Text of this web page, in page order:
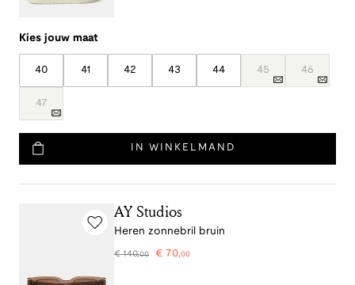
Kies jouw maat
40 41 42 43 44 45 46
47
IN WINKELMAND
AY Studios
Heren zonnebril bruin
€140,00 € 70,00